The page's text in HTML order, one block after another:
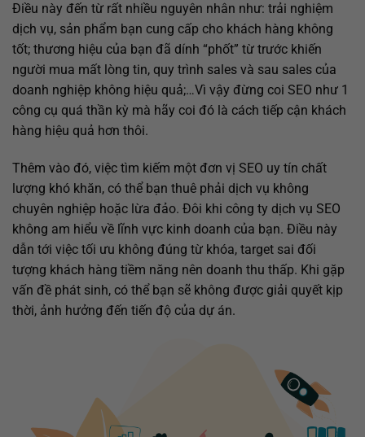
Điều này đến từ rất nhiều nguyên nhân như: trải nghiệm
dịch vụ, sản phẩm bạn cung cấp cho khách hàng không
tốt; thương hiệu của bạn đã dính “phốt” từ trước khiến
người mua mất lòng tin, quy trình sales và sau sales của
doanh nghiệp không hiệu quả;…Vì vậy đừng coi SEO như 1
công cụ quá thần kỳ mà hãy coi đó là cách tiếp cận khách
hàng hiệu quả hơn thôi.
Thêm vào đó, việc tìm kiếm một đơn vị SEO uy tín chất
lượng khó khăn, có thể bạn thuê phải dịch vụ không
chuyên nghiệp hoặc lừa đảo. Đôi khi công ty dịch vụ SEO
không am hiểu về lĩnh vực kinh doanh của bạn. Điều này
dẫn tới việc tối ưu không đúng từ khóa, target sai đối
tượng khách hàng tiềm năng nên doanh thu thấp. Khi gặp
vấn đề phát sinh, có thể bạn sẽ không được giải quyết kịp
thời, ảnh hưởng đến tiến độ của dự án.